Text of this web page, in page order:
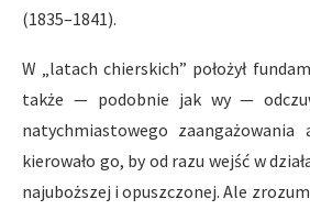
(1835–1841).
W „latach chierskich” położył
także — podobnie jak wy —
natychmiastowego
kierowało go, by od razu wejść w
najuboższej i opuszczonej. Ale